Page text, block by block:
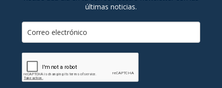
últimas noticias.